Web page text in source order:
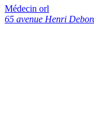
Médecin orl
65 avenue Henri